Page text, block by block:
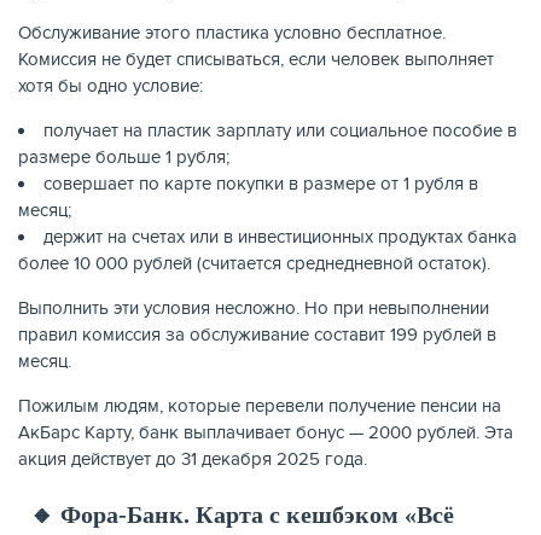
Обслуживание этого пластика условно бесплатное.
Комиссия не будет списываться, если человек выполняет
хотя бы одно условие:
получает на пластик зарплату или социальное пособие в
размере больше 1 рубля;
совершает по карте покупки в размере от 1 рубля в
месяц;
держит на счетах или в инвестиционных продуктах банка
более 10 000 рублей (считается среднедневной остаток).
Выполнить эти условия несложно. Но при невыполнении
правил комиссия за обслуживание составит 199 рублей в
месяц.
Пожилым людям, которые перевели получение пенсии на
АкБарс Карту, банк выплачивает бонус — 2000 рублей. Эта
акция действует до 31 декабря 2025 года.
🔸 Фора-Банк. Карта с кешбэком «Всё